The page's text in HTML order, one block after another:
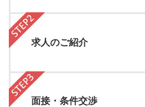
求人のご紹介
面接・条件交渉